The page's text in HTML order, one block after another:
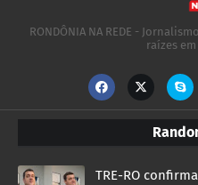
RONDÔNIA NA REDE -
raízes
TRE-RO